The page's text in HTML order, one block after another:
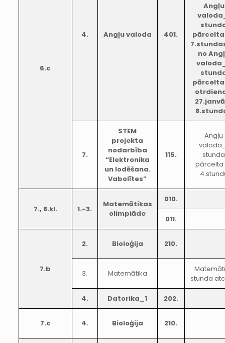
6.c
4. Angļu valoda 401.
Angļu
no
7.
STEM
projekta
nodarbība
“Elektronika
un lodēšana.
Vabolītes”
115.
Angļu
stunda
pārcelta
7., 8.kl. 1.-3.
Matemātikas
olimpiāde
010.
011.
7.b
2. Bioloģija 210.
3. Matemātika
stunda
4. Datorika_1 202.
7.c 4. Bioloģija 210.